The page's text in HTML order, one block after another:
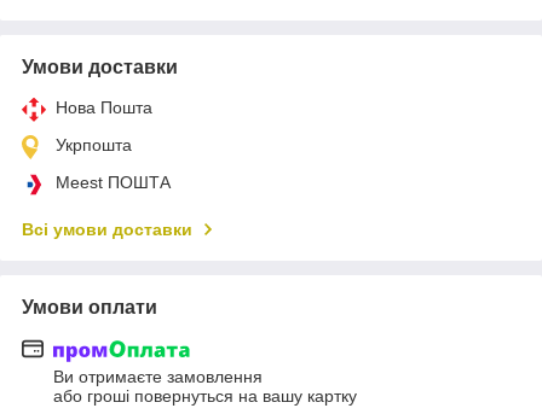
Умови доставки
Нова Пошта
Укрпошта
Meest ПОШТА
Всі умови доставки
Умови оплати
Ви отримаєте замовлення
або гроші повернуться на вашу картку